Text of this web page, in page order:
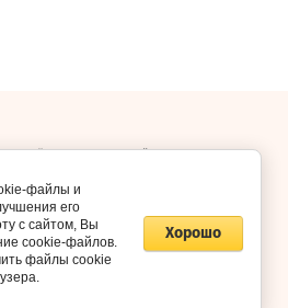
“КиндерСити24”
файлы и
его
с сайтом, Вы
cookie-файлов.
файлы cookie
Хорошо